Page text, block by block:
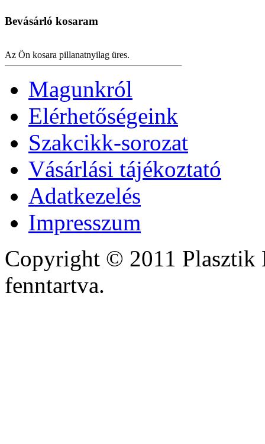
Bevásárló kosaram
Az Ön kosara pillanatnyilag üres.
Magunkról
Elérhetőségeink
Szakcikk-sorozat
Vásárlási tájékoztató
Adatkezelés
Impresszum
Copyright © 2011
fenntartva.